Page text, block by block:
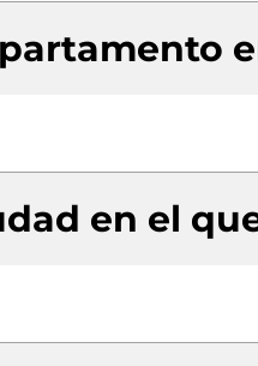
en el